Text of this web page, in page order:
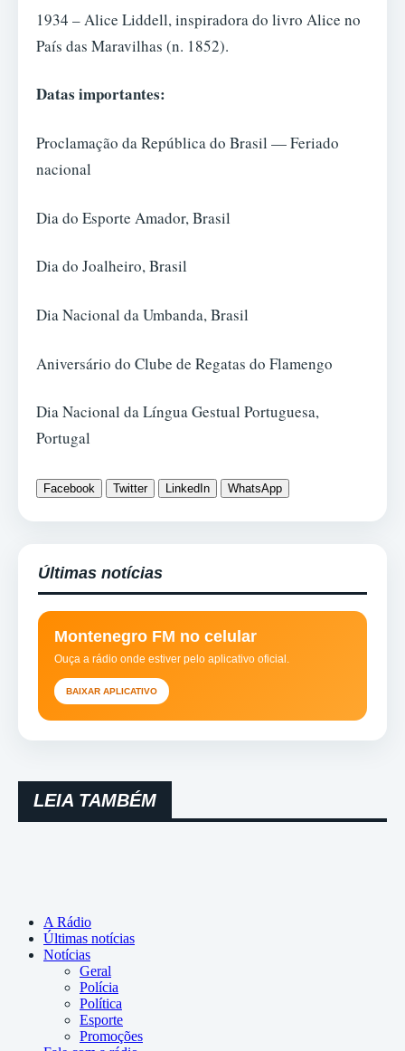
1934 – Alice Liddell, inspiradora do livro Alice no
País das Maravilhas (n. 1852).
Datas importantes:
Proclamação da República do Brasil — Feriado
nacional
Dia do Esporte Amador, Brasil
Dia do Joalheiro, Brasil
Dia Nacional da Umbanda, Brasil
Aniversário do Clube de Regatas do Flamengo
Dia Nacional da Língua Gestual Portuguesa,
Portugal
Facebook Twitter LinkedIn WhatsApp
Últimas notícias
Montenegro FM no celular
Ouça a rádio onde estiver pelo aplicativo oficial.
BAIXAR APLICATIVO
LEIA TAMBÉM
A Rádio
Últimas notícias
Notícias
Geral
Polícia
Política
Esporte
Promoções